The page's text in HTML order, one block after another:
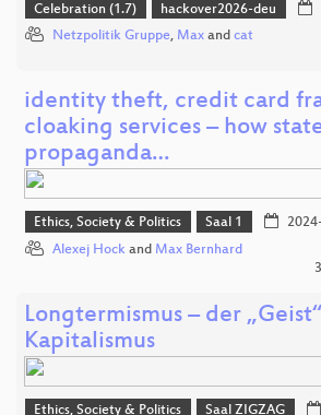
Celebration (1.7) hackover2026-deu
Netzpolitik Gruppe, Max and cat
identity theft, credit card
cloaking services – how
propaganda…
Ethics, Society & Politics Saal 1
Alexej Hock and Max Bernhard
Longtermismus – der
Kapitalismus
Ethics, Society & Politics Saal ZIGZAG